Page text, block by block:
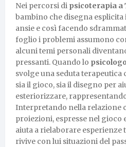
Nei percorsi di psicoterapia a
bambino che disegna esplicita
ansie e così facendo
foglio i problemi assumono
alcuni temi personali
pressanti. Quando lo
svolge una seduta
sia il gioco, sia il disegno per
esteriorizzare,
Interpretando nella relazione
proiezioni, espresse nel gioco
aiuta a rielaborare esperienze
rivive con lui situazioni del